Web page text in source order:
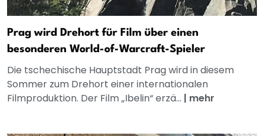
Prag wird Drehort für Film über einen
besonderen World-of-Warcraft-Spieler
Die tschechische Hauptstadt Prag wird in diesem
Sommer zum Drehort einer internationalen
Filmproduktion. Der Film „Ibelin“ erzä... | mehr